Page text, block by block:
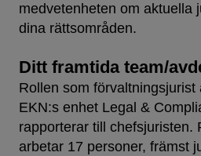
medvetenheten om aktuella
dina rättsområden.
Ditt framtida team/
Rollen som förvaltningsjurist
EKN:s enhet Legal &
rapporterar till chefsjuristen.
arbetar 17 personer, främst